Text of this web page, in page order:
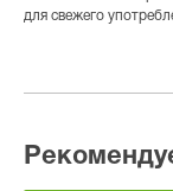
для свежего